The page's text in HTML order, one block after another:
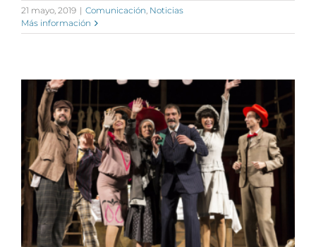
21 mayo, 2019 | Comunicación, Noticias
Más información